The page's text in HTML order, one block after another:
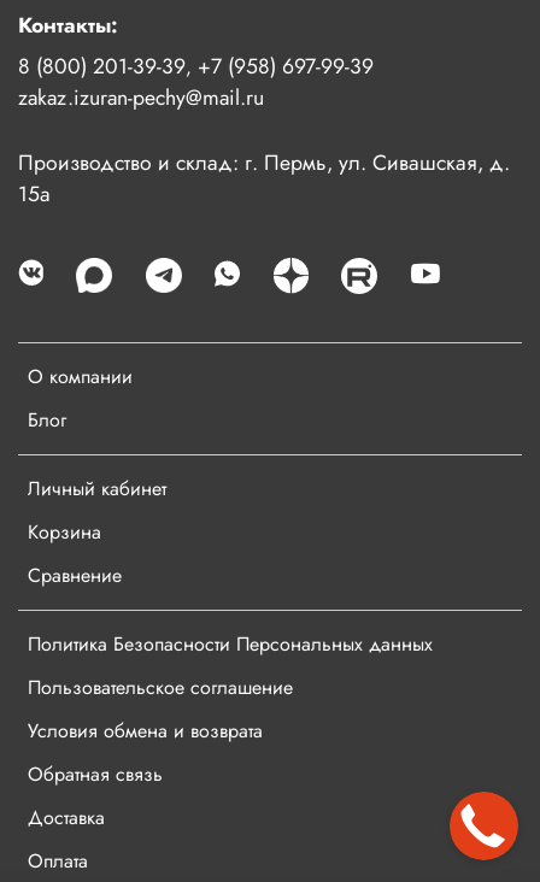
О компании
Блог
Личный кабинет
Корзина
Сравнение
Политика Безопасности Персональных данных
Пользовательское соглашение
Условия обмена и возврата
Обратная связь
Доставка
Оплата
Контакты:
8 (800) 201-39-39, +7 (958) 697-99-39
zakaz.izuran-pechy@mail.ru
Производство и склад: г. Пермь, ул. Сивашская, д.
15а